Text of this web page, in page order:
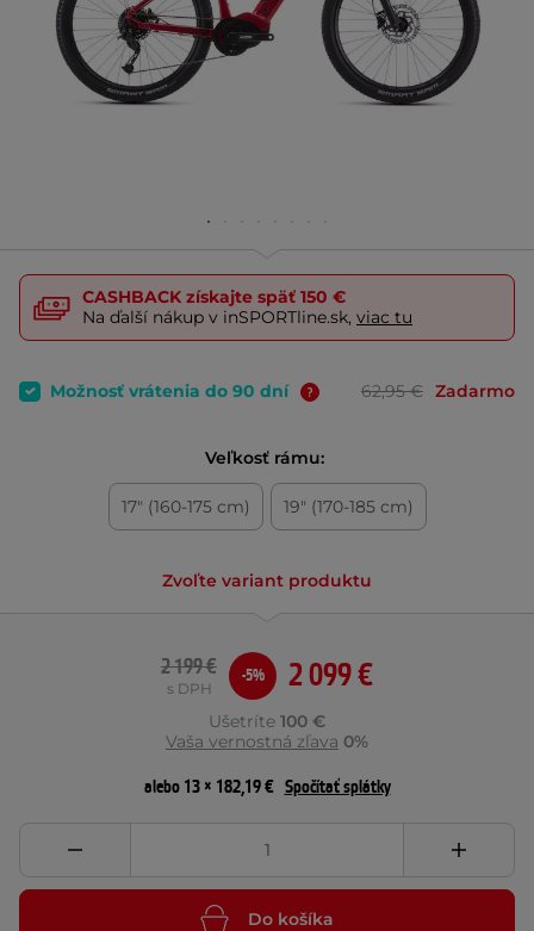
CASHBACK získajte späť 150 €
Na ďalší nákup v inSPORTline.sk, viac tu
Možnosť vrátenia do 90 dní 62,95 € Zadarmo
Veľkosť rámu:
17" (160-175 cm) 19" (170-185 cm)
Zvoľte variant produktu
2 099 €
2 199 €
s DPH
-5%
Ušetríte 100 €
Vaša vernostná zľava 0%
alebo 13 × 182,19 € Spočítať splátky
Do košíka